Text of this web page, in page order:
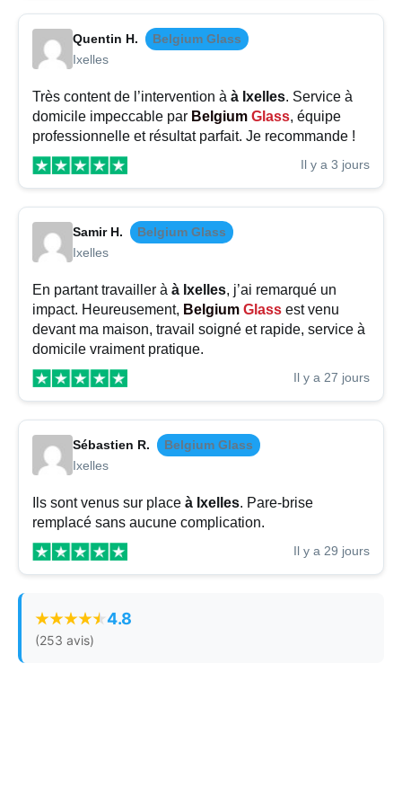
Quentin H.
Belgium Glass
Ixelles
Très content de l’intervention à à Ixelles. Service à
domicile impeccable par Belgium Glass, équipe
professionnelle et résultat parfait. Je recommande !
Il y a 3 jours
Samir H.
Belgium Glass
Ixelles
En partant travailler à à Ixelles, j’ai remarqué un
impact. Heureusement, Belgium Glass est venu
devant ma maison, travail soigné et rapide, service à
domicile vraiment pratique.
Il y a 27 jours
Sébastien R.
Belgium Glass
Ixelles
Ils sont venus sur place à Ixelles. Pare-brise
remplacé sans aucune complication.
Il y a 29 jours
4.8
(253 avis)